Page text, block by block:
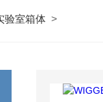
验室箱体 >